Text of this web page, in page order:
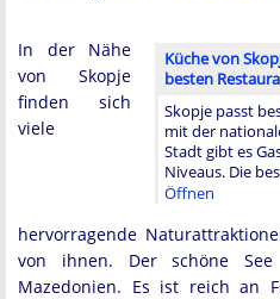
Küche von
besten
Skopje passt
mit der
Stadt gibt es
Niveaus. Die
Öffnen
In der Nähe
von Skopje
finden sich
viele
hervorragende
von ihnen. Der schöne
Mazedonien. Es ist reich an